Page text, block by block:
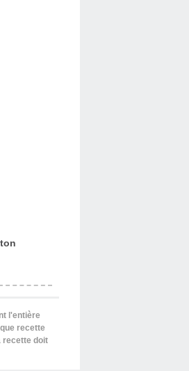
l'entière
recette
recette doit